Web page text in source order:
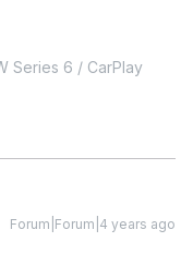
Series 6 / CarPlay
Forum|Forum|4 years ago